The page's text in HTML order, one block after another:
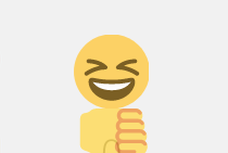
Дикий
смех!
Палец